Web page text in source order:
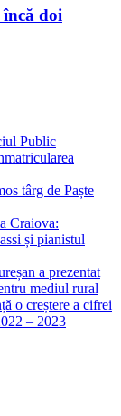
doi
Public
târg de Paște
Craiova:
și pianistul
a prezentat
mediul rural
o creștere a cifrei
– 2023